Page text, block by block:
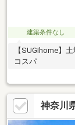
建築条件なし
【SUGIhome】
コスパ
神奈川